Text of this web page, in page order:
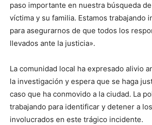
paso importante en nuestra búsqueda
víctima y su familia. Estamos trabajando
para asegurarnos de que todos los
llevados ante la justicia».
La comunidad local ha expresado alivio
la investigación y espera que se haga
caso que ha conmovido a la ciudad. La
trabajando para identificar y detener a
involucrados en este trágico incidente.